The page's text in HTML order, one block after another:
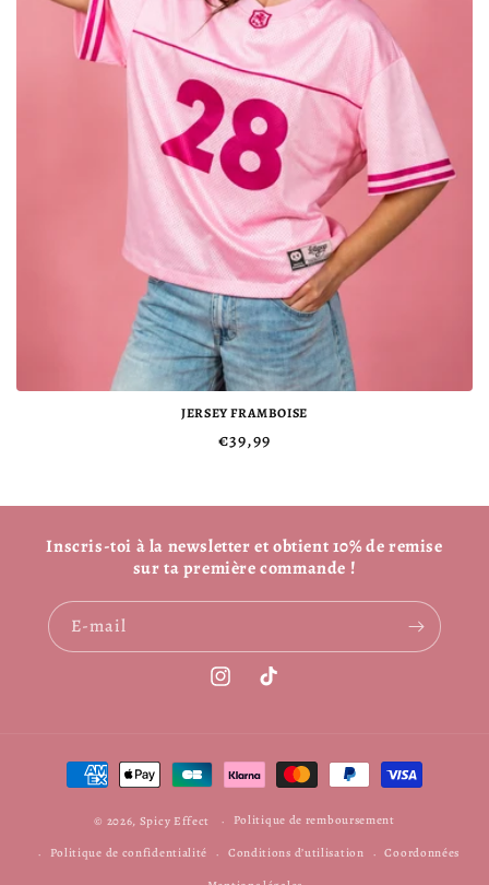
JERSEY FRAMBOISE
Prix
€39,99
Inscris-toi à la newsletter et obtient 10% de remise
sur ta première commande !
E-mail
InstagramTikTok
Moyens
de
paiement
© 2026, Spicy Effect
Politique de remboursement
Politique de confidentialité
Conditions d’utilisation
Coordonnées